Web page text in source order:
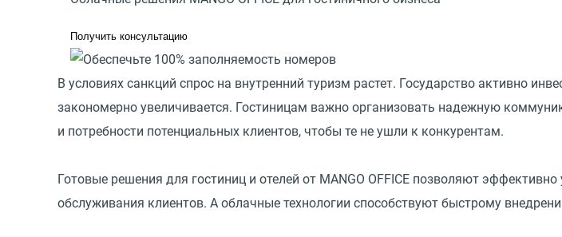
Получить консультацию
В условиях санкций спрос на внутренний туризм растет. Государство активно
закономерно увеличивается. Гостиницам важно организовать надежную
и потребности потенциальных клиентов, чтобы те не ушли к конкурентам.
Готовые решения для гостиниц и отелей от MANGO OFFICE позволяют
обслуживания клиентов. А облачные технологии способствуют быстрому